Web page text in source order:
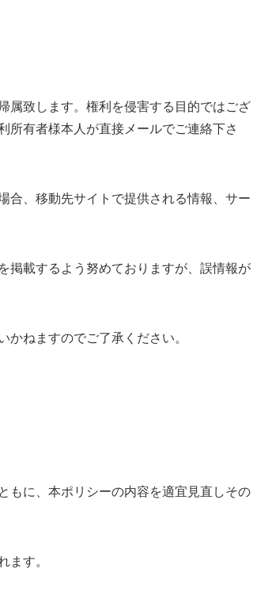
属致します。権利を侵害する目的ではござ
所有者様本人が直接メールでご連絡下さ
合、移動先サイトで提供される情報、サー
掲載するよう努めておりますが、誤情報が
ねますのでご了承ください。
もに、本ポリシーの内容を適宜見直しその
ます。